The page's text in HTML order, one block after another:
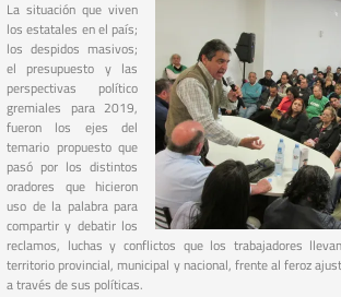
La situación que viven
los estatales en el país;
los despidos masivos;
el presupuesto y las
perspectivas político
gremiales para 2019,
fueron los ejes del
temario propuesto que
pasó por los distintos
oradores que hicieron
uso de la palabra para
compartir y debatir los
reclamos, luchas y conflictos que los trabajadores
territorio provincial, municipal y nacional, frente al feroz
a través de sus políticas.